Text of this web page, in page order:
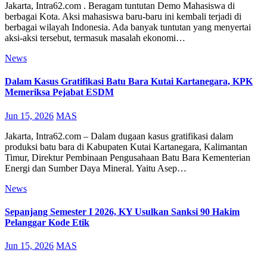
Jakarta, Intra62.com . Beragam tuntutan Demo Mahasiswa di
berbagai Kota. Aksi mahasiswa baru-baru ini kembali terjadi di
berbagai wilayah Indonesia. Ada banyak tuntutan yang menyertai
aksi-aksi tersebut, termasuk masalah ekonomi…
News
Dalam Kasus Gratifikasi Batu Bara Kutai Kartanegara, KPK
Memeriksa Pejabat ESDM
Jun 15, 2026 MAS
Jakarta, Intra62.com – Dalam dugaan kasus gratifikasi dalam
produksi batu bara di Kabupaten Kutai Kartanegara, Kalimantan
Timur, Direktur Pembinaan Pengusahaan Batu Bara Kementerian
Energi dan Sumber Daya Mineral. Yaitu Asep…
News
Sepanjang Semester I 2026, KY Usulkan Sanksi 90 Hakim
Pelanggar Kode Etik
Jun 15, 2026 MAS